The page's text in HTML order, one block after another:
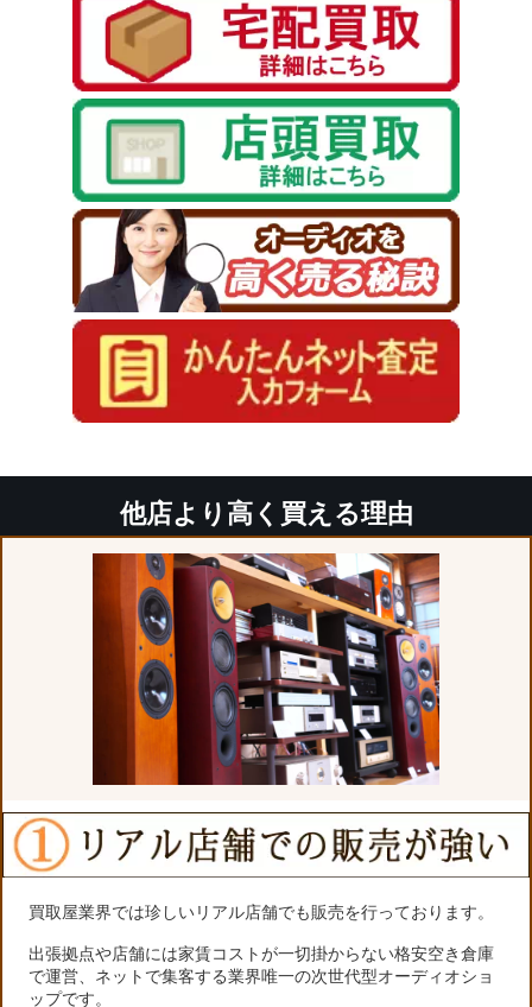
他店より高く買える理由
買取屋業界では珍しいリアル店舗でも販売を行っております。
出張拠点や店舗には家賃コストが一切掛からない格安空き倉庫
で運営、ネットで集客する業界唯一の次世代型オーディオショ
ップです。